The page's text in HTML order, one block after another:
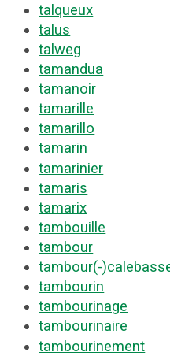
talqueux
talus
talweg
tamandua
tamanoir
tamarille
tamarillo
tamarin
tamarinier
tamaris
tamarix
tambouille
tambour
tambour(-
tambourin
tambourinage
tambourinaire
tambourinement